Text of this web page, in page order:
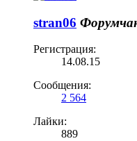
stran06
Регистрация:
14.08.15
Сообщения:
2 564
Лайки:
889